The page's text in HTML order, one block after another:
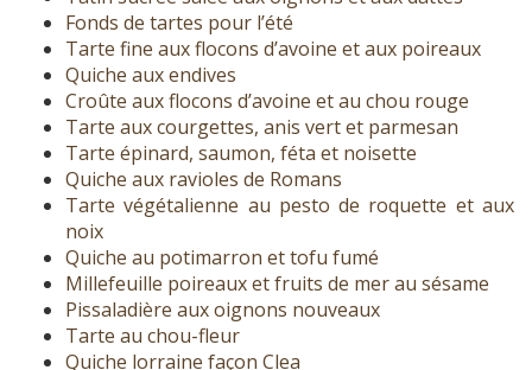
Fonds de tartes pour l’été
Tarte fine aux flocons d’avoine et aux poireaux
Quiche aux endives
Croûte aux flocons d’avoine et au chou rouge
Tarte aux courgettes, anis vert et parmesan
Tarte épinard, saumon, féta et noisette
Quiche aux ravioles de Romans
Tarte végétalienne au pesto de roquette et aux
noix
Quiche au potimarron et tofu fumé
Millefeuille poireaux et fruits de mer au sésame
Pissaladière aux oignons nouveaux
Tarte au chou-fleur
Quiche lorraine façon Clea